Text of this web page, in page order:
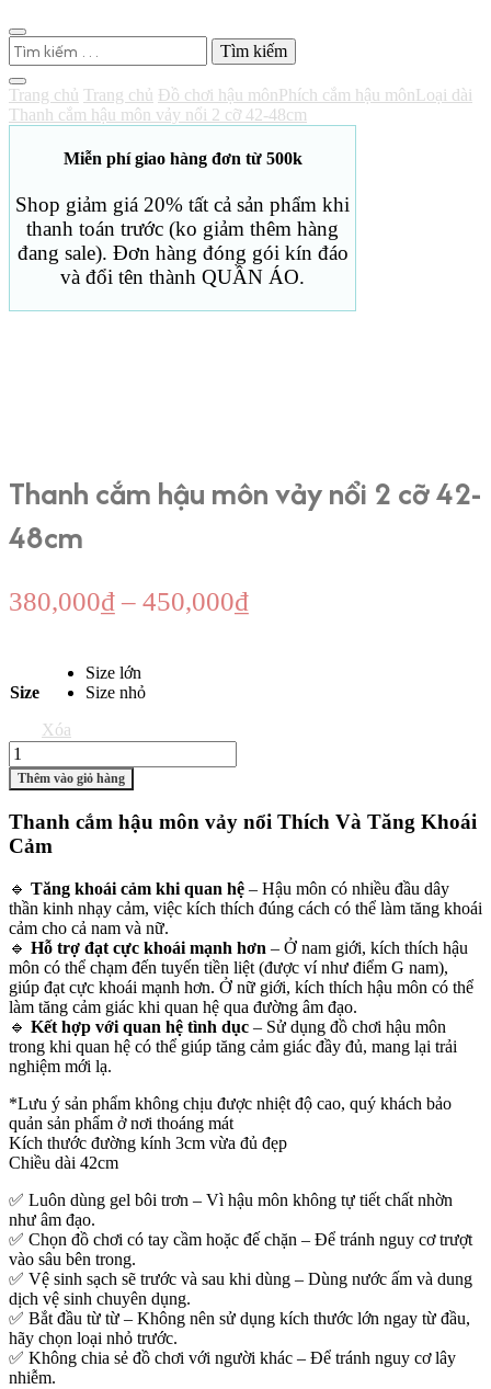
Tìm
kiếm
cho:
Trang chủ Trang chủ Đồ chơi hậu mônPhích cắm hậu mônLoại dài
Thanh cắm hậu môn vảy nổi 2 cỡ 42-48cm
Miễn phí giao hàng đơn từ 500k
Shop giảm giá 20% tất cả sản phẩm khi
thanh toán trước (ko giảm thêm hàng
đang sale). Đơn hàng đóng gói kín đáo
và đổi tên thành QUẦN ÁO.
Thanh cắm hậu môn vảy nổi 2 cỡ 42-
48cm
380,000₫ – 450,000₫Khoảng
Size
Size lớn
Size nhỏ
Xóa
Thanh
cắm
hậu
vảy
nổi
cỡ
42-
48cm
số
lượng
Thêm vào giỏ hàng
Thanh cắm hậu môn vảy nổi Thích Và Tăng Khoái
Cảm
🔹 Tăng khoái cảm khi quan hệ – Hậu môn có nhiều đầu dây
thần kinh nhạy cảm, việc kích thích đúng cách có thể làm tăng khoái
cảm cho cả nam và nữ.
🔹 Hỗ trợ đạt cực khoái mạnh hơn – Ở nam giới, kích thích hậu
môn có thể chạm đến tuyến tiền liệt (được ví như điểm G nam),
giúp đạt cực khoái mạnh hơn. Ở nữ giới, kích thích hậu môn có thể
làm tăng cảm giác khi quan hệ qua đường âm đạo.
🔹 Kết hợp với quan hệ tình dục – Sử dụng đồ chơi hậu môn
trong khi quan hệ có thể giúp tăng cảm giác đầy đủ, mang lại trải
nghiệm mới lạ.
*Lưu ý sản phẩm không chịu được nhiệt độ cao, quý khách bảo
quản sản phẩm ở nơi thoáng mát
Kích thước đường kính 3cm vừa đủ đẹp
Chiều dài 42cm
✅ Luôn dùng gel bôi trơn – Vì hậu môn không tự tiết chất nhờn
như âm đạo.
✅ Chọn đồ chơi có tay cầm hoặc đế chặn – Để tránh nguy cơ trượt
vào sâu bên trong.
✅ Vệ sinh sạch sẽ trước và sau khi dùng – Dùng nước ấm và dung
dịch vệ sinh chuyên dụng.
✅ Bắt đầu từ từ – Không nên sử dụng kích thước lớn ngay từ đầu,
hãy chọn loại nhỏ trước.
✅ Không chia sẻ đồ chơi với người khác – Để tránh nguy cơ lây
nhiễm.